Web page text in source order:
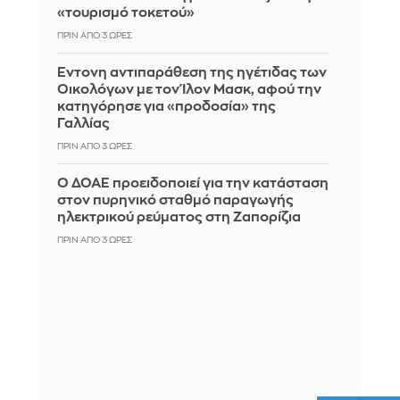
«τουρισμό τοκετού»
ΠΡΙΝ ΑΠΌ 3 ΏΡΕΣ
Έντονη αντιπαράθεση της ηγέτιδας των
Οικολόγων με τον Ίλον Μασκ, αφού την
κατηγόρησε για «προδοσία» της
Γαλλίας
ΠΡΙΝ ΑΠΌ 3 ΏΡΕΣ
Ο ΔΟΑΕ προειδοποιεί για την κατάσταση
στον πυρηνικό σταθμό παραγωγής
ηλεκτρικού ρεύματος στη Ζαπορίζια
ΠΡΙΝ ΑΠΌ 3 ΏΡΕΣ